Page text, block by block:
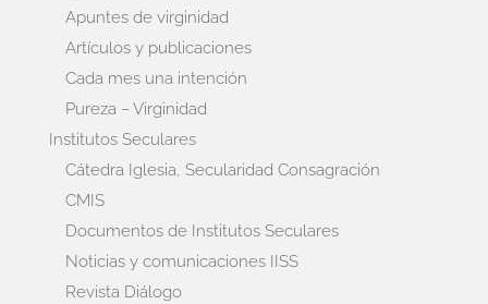
Apuntes de virginidad
Artículos y publicaciones
Cada mes una intención
Pureza – Virginidad
Institutos Seculares
Cátedra Iglesia, Secularidad Consagración
CMIS
Documentos de Institutos Seculares
Noticias y comunicaciones IISS
Revista Diálogo